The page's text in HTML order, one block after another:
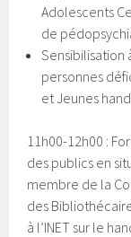
Adolescents
de
Sensibilisation
personnes
et Jeunes
11h00-12h00 :
des publics en
membre de la
des
à l’INET sur le